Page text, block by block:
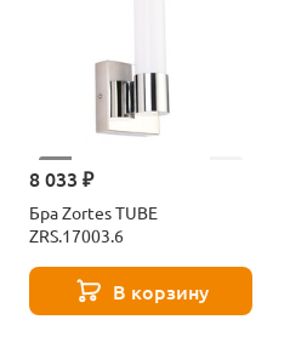
8 033 ₽
Бра Zortes TUBE
ZRS.17003.6
В корзину